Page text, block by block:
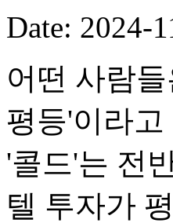
Date: 2024-
어떤 사람
평등'이라
'콜드'는 전
텔 투자가